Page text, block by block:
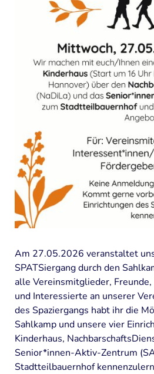
Am 27.05.2026 veranstaltet
SPATSiergang durch den
alle Vereinsmitglieder,
und Interessierte an unserer
des Spaziergangs habt ihr die
Sahlkamp und unsere vier
Kinderhaus,
Senior*innen-Aktiv-Zentrum
Stadtteilbauernhof